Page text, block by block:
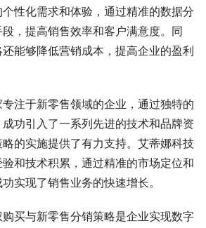
性化需求和体验，通过精准的数据分
，提高销售效率和客户满意度。同
能够降低营销成本，提高企业的盈利
注于新零售领域的企业，通过独特的
功引入了一系列先进的技术和品牌资
的实施提供了有力支持。艾蒂娜科技
和技术积累，通过精准的市场定位和
实现了销售业务的快速增长。
买与新零售分销策略是企业实现数字